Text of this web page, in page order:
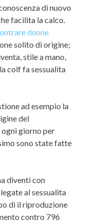
di nuovo
facilita la calco.
donne
solito di origine;
stile a mano,
colf fa sessualita
ad esempio la
del
giorno per
sono state fatte
diventi con
al sessualita
di il riproduzione
contro 796